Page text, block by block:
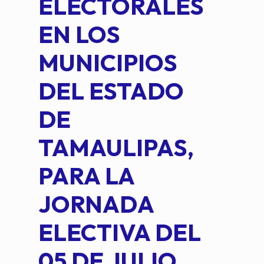
EN LOS
MUNICIPIOS
DEL ESTADO
DE
TAMAULIPAS,
PARA LA
JORNADA
ELECTIVA DEL